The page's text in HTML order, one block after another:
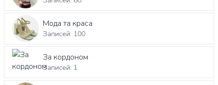
Мода та краса
Записей: 100
За кордоном
Записей: 1